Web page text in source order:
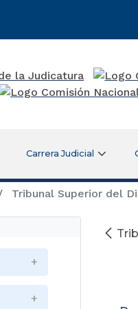
Carrera Judicial
Tribunal Superior del